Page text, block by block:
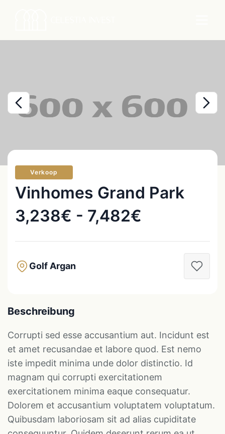
Verkoop
Vinhomes Grand Park
3,238€ - 7,482€
Golf Argan
Beschreibung
Corrupti sed esse accusantium aut. Incidunt est
et amet recusandae et labore quod. Est nemo
iste impedit minima unde dolor distinctio. Id
magnam qui corrupti exercitationem
exercitationem minima eaque consequatur.
Dolorem et accusantium voluptatem voluptatum.
Quibusdam laboriosam sit ad alias cupiditate